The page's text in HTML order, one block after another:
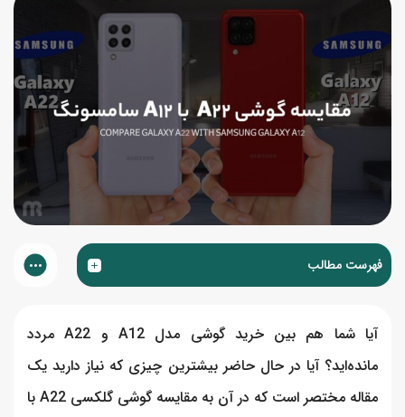
فهرست مطالب
آیا شما هم بین خرید گوشی مدل A12 و A22 مردد
مانده‌اید؟ آیا در حال حاضر بیشترین چیزی که نیاز دارید یک
مقاله مختصر است که در آن به مقایسه گوشی گلکسی A22 با